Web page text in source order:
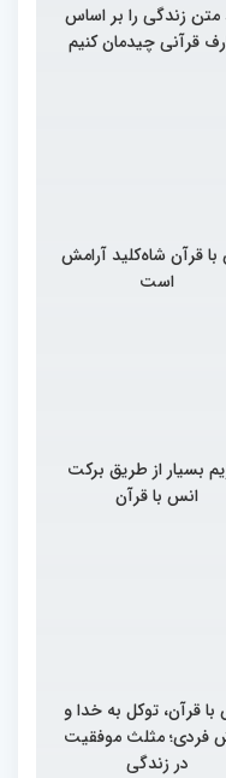
متن زندگی را بر اساس
قرآنی چیدمان کنیم
قرآن شاه‌کلید آرامش
است
بسیار از طریق برکت
انس با قرآن
قرآن، توکل به خدا و
فردی؛ مثلث موفقیت
در زندگی